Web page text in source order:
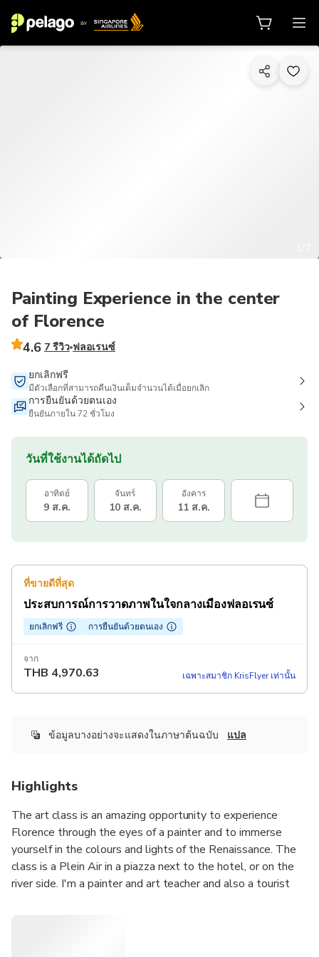
Painting Experience in the center
of Florence
4.6 7 รีวิว ฟลอเรนซ์
ยกเลิกฟรี
มีตัวเลือกที่สามารถคืนเงินเต็มจำนวนได้เมื่อยกเลิก
การยืนยันด้วยตนเอง
ยืนยันภายใน 72 ชั่วโมง
วันที่ใช้งานได้ถัดไป
อาทิตย์
9 ส.ค.
จันทร์
10 ส.ค.
อังคาร
11 ส.ค.
ที่ขายดีที่สุด
ประสบการณ์การวาดภาพในใจกลางเมืองฟลอเรนซ์
ยกเลิกฟรี การยืนยันด้วยตนเอง
จาก
THB 4,970.63 เฉพาะสมาชิก KrisFlyer เท่านั้น
ข้อมูลบางอย่างจะแสดงในภาษาต้นฉบับ แปล
Highlights
The art class is an amazing opportunity to experience
Florence through the eyes of a painter and to immerse
yourself in the colours and lights of the Renaissance. The
class is a Plein Air in a piazza next to the hotel, or on the
river side. I'm a painter and art teacher and also a tourist